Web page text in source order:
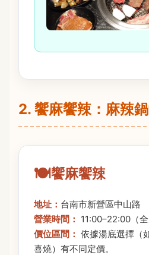
2. 饗麻饗辣：麻辣
饗麻饗辣
地址： 台南市新營區中山路
營業時間： 11:00–22:00（
價位區間： 依據湯底選擇（
喜燒）有不同定價。